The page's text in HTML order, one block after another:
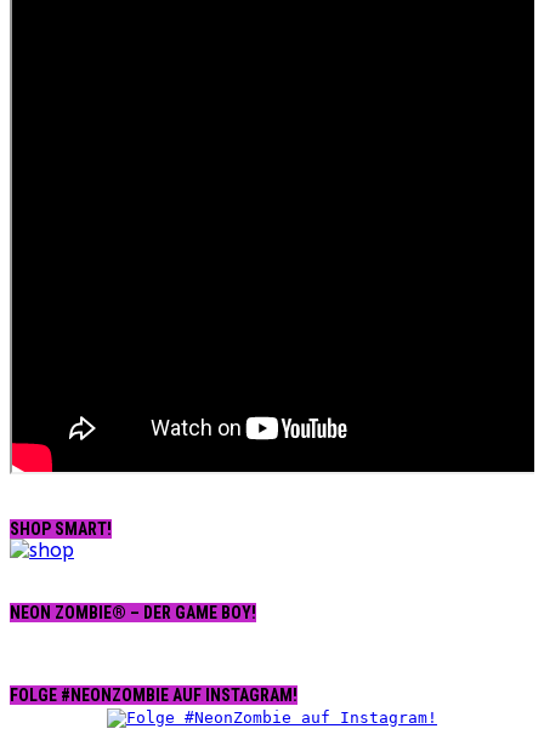
SHOP SMART!
NEON ZOMBIE® – DER GAME BOY!
FOLGE #NEONZOMBIE AUF INSTAGRAM!